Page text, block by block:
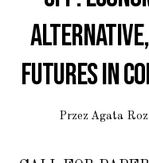
Alternative,
Futures In
Przez Agata